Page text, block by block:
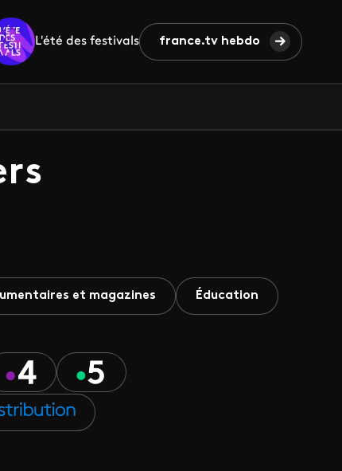
L'été des festivals france.tv hebdo
et magazines Éducation